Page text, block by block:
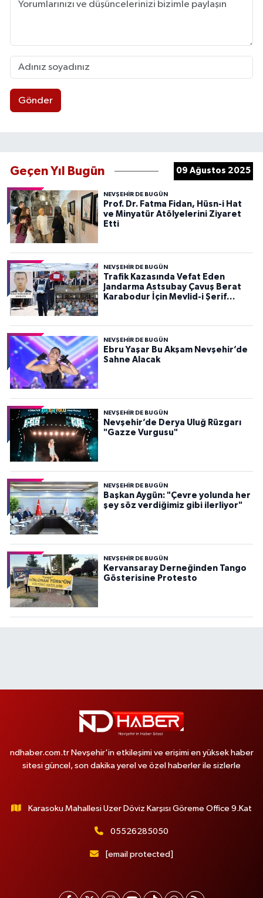
Gönder
Geçen Yıl Bugün 09 Ağustos 2025
NEVŞEHIR DE BUGÜN
Prof. Dr. Fatma Fidan, Hüsn-i Hat
ve Minyatür Atölyelerini Ziyaret
Etti
NEVŞEHIR DE BUGÜN
Trafik Kazasında Vefat Eden
Jandarma Astsubay Çavuş Berat
Karabodur İçin Mevlid-i Şerif
NEVŞEHIR DE BUGÜN
Ebru Yaşar Bu Akşam Nevşehir’de
Sahne Alacak
NEVŞEHIR DE BUGÜN
Nevşehir’de Derya Uluğ Rüzgarı
"Gazze Vurgusu"
NEVŞEHIR DE BUGÜN
Başkan Aygün: "Çevre yolunda her
şey söz verdiğimiz gibi ilerliyor"
NEVŞEHIR DE BUGÜN
Kervansaray Derneğinden Tango
Gösterisine Protesto
ndhaber.com.tr Nevşehir'in etkileşimi ve erişimi en yüksek haber
sitesi güncel, son dakika yerel ve özel haberler ile sizlerle
Karasoku Mahallesi Uzer Döviz Karşısı Göreme Office 9.Kat
05526285050
[email protected]